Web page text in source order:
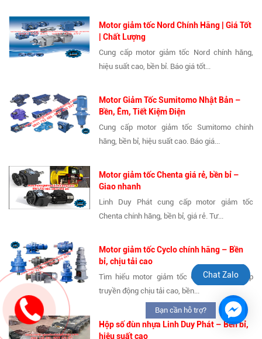
Motor giảm tốc Nord Chính Hãng | Giá Tốt
| Chất Lượng
Cung cấp motor giảm tốc Nord chính hãng,
hiệu suất cao, bền bỉ. Báo giá tốt...
Motor Giảm Tốc Sumitomo Nhật Bản –
Bền, Êm, Tiết Kiệm Điện
Cung cấp motor giảm tốc Sumitomo chính
hãng, bền bỉ, hiệu suất cao. Báo giá...
Motor giảm tốc Chenta giá rẻ, bền bỉ –
Giao nhanh
Linh Duy Phát cung cấp motor giảm tốc
Chenta chính hãng, bền bỉ, giá rẻ. Tư...
Motor giảm tốc Cyclo chính hãng – Bền
bỉ, chịu tải cao
Tìm hiểu motor giảm tốc Cyclo – giải pháp
truyền động chịu tải cao, bền...
Hộp số đùn nhựa Linh Duy Phát – Bền bỉ,
hiệu suất cao
Chat Zalo
Bạn cần hỗ trợ?